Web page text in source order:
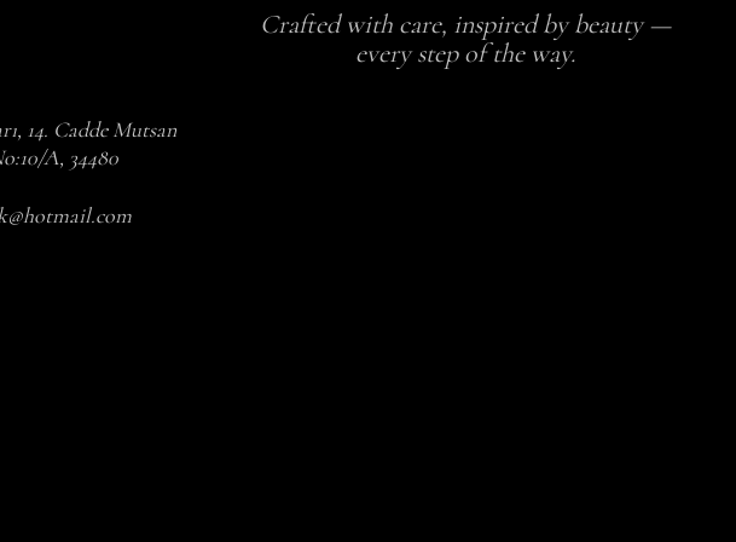
14. Cadde Mutsan
A, 34480
Crafted with care, inspired by beauty —
every step of the way.